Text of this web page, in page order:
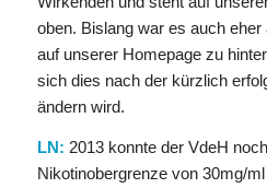
oben. Bislang war es auch
auf unserer Homepage zu
sich dies nach der kürzlich
ändern wird.
LN: 2013 konnte der VdeH
Nikotinobergrenze von 30mg/